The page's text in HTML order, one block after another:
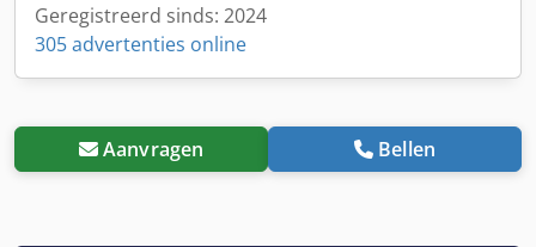
Geregistreerd sinds: 2024
305 advertenties online
Aanvragen Bellen